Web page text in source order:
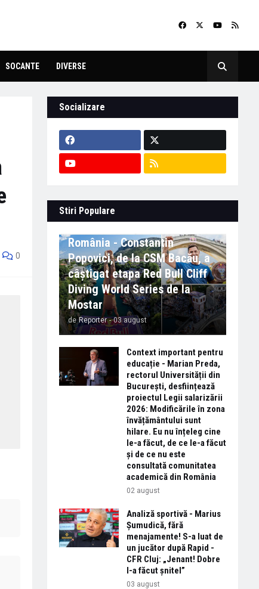
SOCANTE DIVERSE
0
Socializare
Stiri Populare
România - Constantin
Popovici, de la CSM Bacău, a
câștigat etapa Red Bull Cliff
Diving World Series de la
Mostar
de Reporter - 03 august
Context important pentru
educație - Marian Preda,
rectorul Universității din
București, desființează
proiectul Legii salarizării
2026: Modificările în zona
învățământului sunt
hilare. Eu nu înțeleg cine
le-a făcut, de ce le-a făcut
și de ce nu este
consultată comunitatea
academică din România
02 august
Analiză sportivă - Marius
Șumudică, fără
menajamente! S-a luat de
un jucător după Rapid -
CFR Cluj: „Jenant! Dobre
l-a făcut șnitel”
03 august